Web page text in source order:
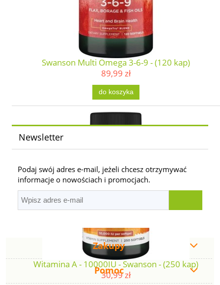
Swanson Multi Omega 3-6-9 - (120 kap)
89,99 zł
do koszyka
Witamina A - 10000IU - Swanson - (250 kap)
30,99 zł
Newsletter
Podaj swój adres e-mail, jeżeli chcesz otrzymywać
informacje o nowościach i promocjach.
Zakupy
Pomoc